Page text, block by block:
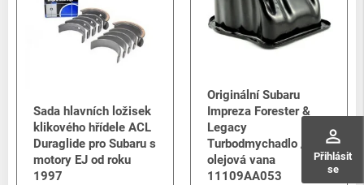
perm_identity
Přihlásit
se
Sada hlavních ložisek
klikového hřídele ACL
Duraglide pro Subaru s
motory EJ od roku
1997
Originální Subaru
Impreza Forester &
Legacy
Turbodmychadlo /
olejová vana
11109AA053